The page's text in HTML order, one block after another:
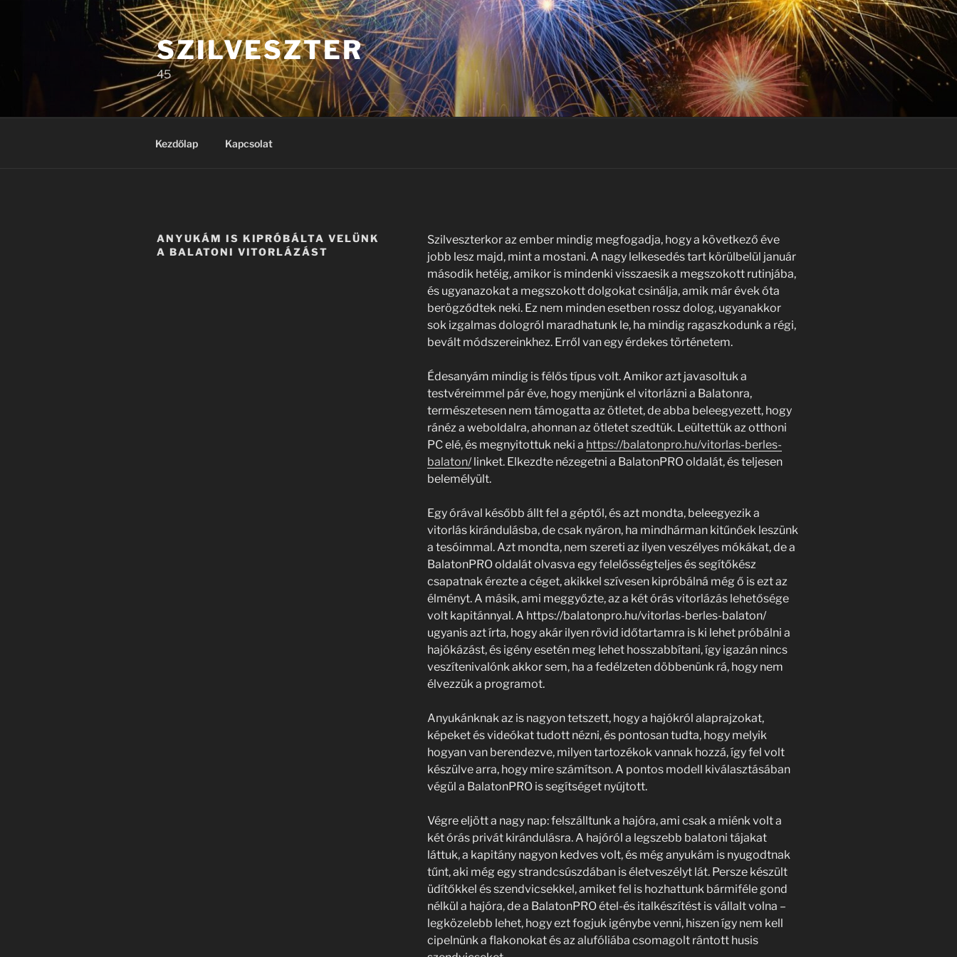
Tartalomhoz
SZILVESZTER
45
Kezdőlap Kapcsolat
ANYUKÁM IS KIPRÓBÁLTA VELÜNK
A BALATONI VITORLÁZÁST
Szilveszterkor az ember mindig megfogadja, hogy a következő éve
jobb lesz majd, mint a mostani. A nagy lelkesedés tart körülbelül január
második hetéig, amikor is mindenki visszaesik a megszokott rutinjába,
és ugyanazokat a megszokott dolgokat csinálja, amik már évek óta
berögződtek neki. Ez nem minden esetben rossz dolog, ugyanakkor
sok izgalmas dologról maradhatunk le, ha mindig ragaszkodunk a régi,
bevált módszereinkhez. Erről van egy érdekes történetem.
Édesanyám mindig is félős típus volt. Amikor azt javasoltuk a
testvéreimmel pár éve, hogy menjünk el vitorlázni a Balatonra,
természetesen nem támogatta az ötletet, de abba beleegyezett, hogy
ránéz a weboldalra, ahonnan az ötletet szedtük. Leültettük az otthoni
PC elé, és megnyitottuk neki a https://balatonpro.hu/vitorlas-berles-
balaton/linket. Elkezdte nézegetni a BalatonPRO oldalát, és teljesen
belemélyült.
Egy órával később állt fel a géptől, és azt mondta, beleegyezik a
vitorlás kirándulásba, de csak nyáron, ha mindhárman kitűnőek leszünk
a tesóimmal. Azt mondta, nem szereti az ilyen veszélyes mókákat, de a
BalatonPRO oldalát olvasva egy felelősségteljes és segítőkész
csapatnak érezte a céget, akikkel szívesen kipróbálná még ő is ezt az
élményt. A másik, ami meggyőzte, az a két órás vitorlázás lehetősége
volt kapitánnyal. A https://balatonpro.hu/vitorlas-berles-balaton/
ugyanis azt írta, hogy akár ilyen rövid időtartamra is ki lehet próbálni a
hajókázást, és igény esetén meg lehet hosszabbítani, így igazán nincs
veszítenivalónk akkor sem, ha a fedélzeten döbbenünk rá, hogy nem
élvezzük a programot.
Anyukánknak az is nagyon tetszett, hogy a hajókról alaprajzokat,
képeket és videókat tudott nézni, és pontosan tudta, hogy melyik
hogyan van berendezve, milyen tartozékok vannak hozzá, így fel volt
készülve arra, hogy mire számítson. A pontos modell kiválasztásában
végül a BalatonPRO is segítséget nyújtott.
Végre eljött a nagy nap: felszálltunk a hajóra, ami csak a miénk volt a
két órás privát kirándulásra. A hajóról a legszebb balatoni tájakat
láttuk, a kapitány nagyon kedves volt, és még anyukám is nyugodtnak
tűnt, aki még egy strandcsúszdában is életveszélyt lát. Persze készült
üdítőkkel és szendvicsekkel, amiket fel is hozhattunk bármiféle gond
nélkül a hajóra, de a BalatonPRO étel-és italkészítést is vállalt volna –
legközelebb lehet, hogy ezt fogjuk igénybe venni, hiszen így nem kell
cipelnünk a flakonokat és az alufóliába csomagolt rántott husis